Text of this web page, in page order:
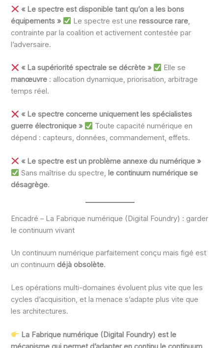
« Le spectre est disponible tant qu’on a les bons
équipements »
Le spectre est uneressource rare,
contrainte par la coalition et activement contestée par
l’adversaire.
« La supériorité spectrale se décrète »
Elle se
manœuvre : allocation dynamique, priorisation, arbitrage
temps réel.
« Le spectre concerne uniquement les spécialistes
guerre électronique »
Toute capacité numérique en
dépend : capteurs, données, commandement, effets.
« Le spectre est un problème annexe du numérique »
Sans maîtrise du spectre, le continuum numérique se
désagrège.
Encadré – La Fabrique numérique (Digital Foundry) : garder
le continuum vivant
Un continuum numérique parfaitement conçu mais figé est
un continuumdéjà obsolète.
Les opérations multi-domaines évoluent plus vite que les
cycles d’acquisition, et la menace s’adapte plus vite que
les architectures.
La Fabrique numérique (Digital Foundry) est le